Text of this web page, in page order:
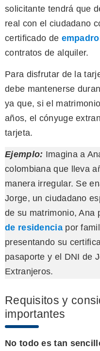
solicitante tendrá que
real con el ciudadano
certificado de
contratos de alquiler.
Para disfrutar de la
debe mantenerse
ya que, si el
años, el cónyuge
tarjeta.
Ejemplo: Imagina a
colombiana que lleva
manera irregular. Se
Jorge, un ciudadano
de su matrimonio, Ana
de residenciapor
presentando su
pasaporte y el DNI de
Extranjeros.
Requisitos y
importantes
No todo es tan